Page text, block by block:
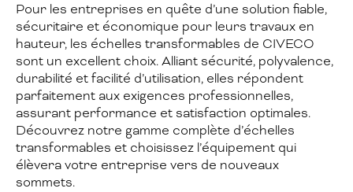
Pour les entreprises en quête d’une solution fiable,
sécuritaire et économique pour leurs travaux en
hauteur, les échelles transformables de CIVECO
sont un excellent choix. Alliant sécurité, polyvalence,
durabilité et facilité d’utilisation, elles répondent
parfaitement aux exigences professionnelles,
assurant performance et satisfaction optimales.
Découvrez notre gamme complète d’échelles
transformables et choisissez l’équipement qui
élèvera votre entreprise vers de nouveaux
sommets.